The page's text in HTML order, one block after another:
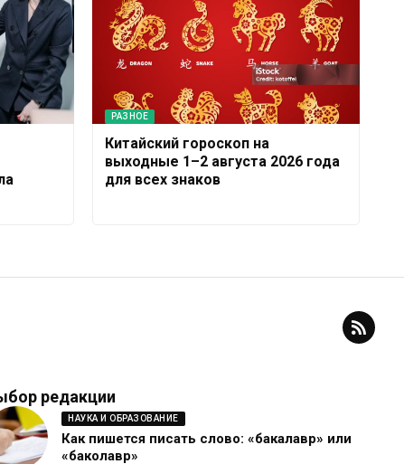
РАЗНОЕ
Китайский гороскоп на
выходные 1–2 августа 2026 года
для всех знаков
редакции
НАУКА И ОБРАЗОВАНИЕ
Как пишется писать слово: «бакалавр» или
«баколавр»